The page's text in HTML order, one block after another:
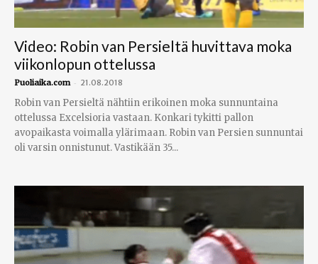
Video: Robin van Persieltä huvittava moka
viikonlopun ottelussa
Puoliaika.com - 21.08.2018
Robin van Persieltä nähtiin erikoinen moka sunnuntaina
ottelussa Excelsioria vastaan. Konkari tykitti pallon
avopaikasta voimalla ylärimaan. Robin van Persien sunnuntai
oli varsin onnistunut. Vastikään 35...